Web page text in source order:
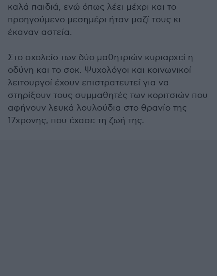
καλά παιδιά, ενώ όπως λέει μέχρι και το
προηγούμενο μεσημέρι ήταν μαζί τους κι
έκαναν αστεία.
Στο σχολείο των δύο μαθητριών κυριαρχεί η
οδύνη και το σοκ. Ψυχολόγοι και κοινωνικοί
λειτουργοί έχουν επιστρατευτεί για να
στηρίξουν τους συμμαθητές των κοριτσιών που
αφήνουν λευκά λουλούδια στο θρανίο της
17χρονης, που έχασε τη ζωή της.